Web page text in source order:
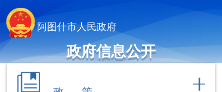
阿图什市人民政府
政府信息公开